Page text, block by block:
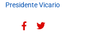
Presidente Vicario